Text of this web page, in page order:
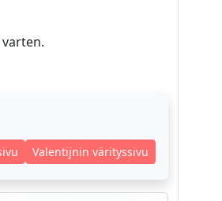
Valentijnin värityssivu